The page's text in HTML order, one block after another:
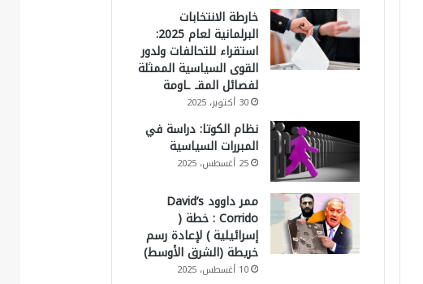
خارطة الانتخابات
البرلمانية لعام 2025:
استقراء للتحالفات ولدور
القوى السياسية الممثلة
لفصائل المقـ ـاومة
30 أكتوبر، 2025
نظام الكوتا: دراسة في
المبررات السياسية
25 أغسطس، 2025
ممر داوود David’s
Corrido : خطة (
إسرائيلية ) لإعادة رسم
خريطة (الشرق الأوسط)
10 أغسطس، 2025